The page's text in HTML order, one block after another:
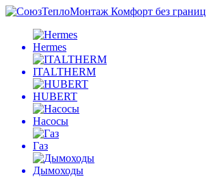
Комфорт без границ
Hermes
ITALTHERM
HUBERT
Насосы
Газ
Дымоходы